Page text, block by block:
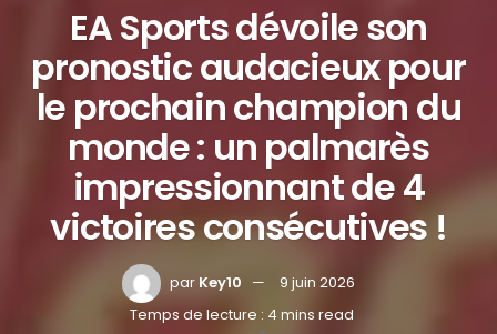
EA Sports dévoile son
pronostic audacieux pour
le prochain champion du
monde : un palmarès
impressionnant de 4
victoires consécutives !
par Key10
9 juin 2026
Temps de lecture : 4 mins read